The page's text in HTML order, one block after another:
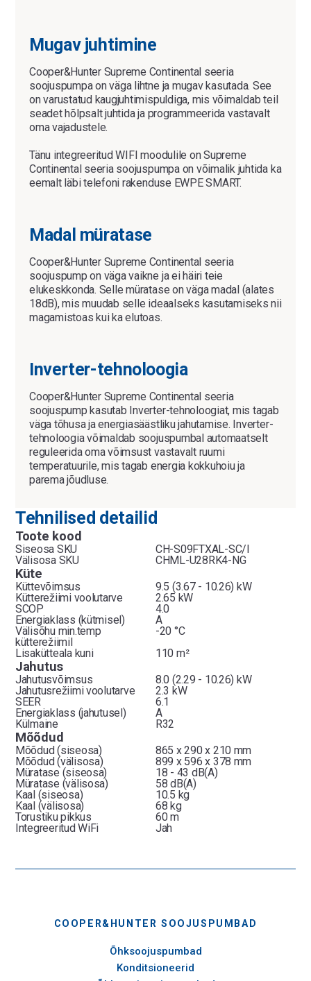
Mugav juhtimine
Cooper&Hunter Supreme Continental seeria
soojuspumpa on väga lihtne ja mugav kasutada. See
on varustatud kaugjuhtimispuldiga, mis võimaldab teil
seadet hõlpsalt juhtida ja programmeerida vastavalt
oma vajadustele.
Tänu integreeritud WIFI moodulile on Supreme
Continental seeria soojuspumpa on võimalik juhtida ka
eemalt läbi telefoni rakenduse EWPE SMART.
Madal müratase
Cooper&Hunter Supreme Continental seeria
soojuspump on väga vaikne ja ei häiri teie
elukeskkonda. Selle müratase on väga madal (alates
18dB), mis muudab selle ideaalseks kasutamiseks nii
magamistoas kui ka elutoas.
Inverter-tehnoloogia
Cooper&Hunter Supreme Continental seeria
soojuspump kasutab Inverter-tehnoloogiat, mis tagab
väga tõhusa ja energiasäästliku jahutamise. Inverter-
tehnoloogia võimaldab soojuspumbal automaatselt
reguleerida oma võimsust vastavalt ruumi
temperatuurile, mis tagab energia kokkuhoiu ja
parema jõudluse.
Tehnilised detailid
Toote kood
Siseosa SKU
CH-S09FTXAL-SC/I
Välisosa SKU
CHML-U28RK4-NG
Küte
Küttevõimsus
9.5 (3.67 - 10.26) kW
Kütterežiimi voolutarve
2.65 kW
SCOP
4.0
Energiaklass (kütmisel)
A
Välisõhu min.temp
kütterežiimil
-20 °C
Lisakütteala kuni
110 m²
Jahutus
Jahutusvõimsus
8.0 (2.29 - 10.26) kW
Jahutusrežiimi voolutarve
2.3 kW
SEER
6.1
Energiaklass (jahutusel)
A
Külmaine
R32
Mõõdud
Mõõdud (siseosa)
865 x 290 x 210 mm
Mõõdud (välisosa)
899 x 596 x 378 mm
Müratase (siseosa)
18 - 43 dB(A)
Müratase (välisosa)
58 dB(A)
Kaal (siseosa)
10.5 kg
Kaal (välisosa)
68 kg
Torustiku pikkus
60 m
Integreeritud WiFi
Jah
COOPER&HUNTER SOOJUSPUMBAD
Õhksoojuspumbad
Konditsioneerid